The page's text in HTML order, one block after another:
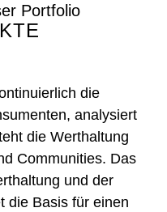
Portfolio
die
analysiert
die Werthaltung
Communities. Das
und der
die Basis für einen